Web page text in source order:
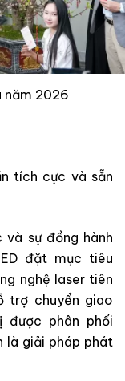
năm 2026
tích cực và sẵn
và sự đồng hành
đặt mục tiêu
nghệ laser tiên
trợ chuyển giao
được phân phối
là giải pháp phát